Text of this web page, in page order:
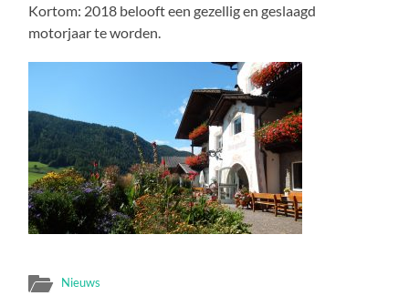
Kortom: 2018 belooft een gezellig en geslaagd
motorjaar te worden.
Nieuws